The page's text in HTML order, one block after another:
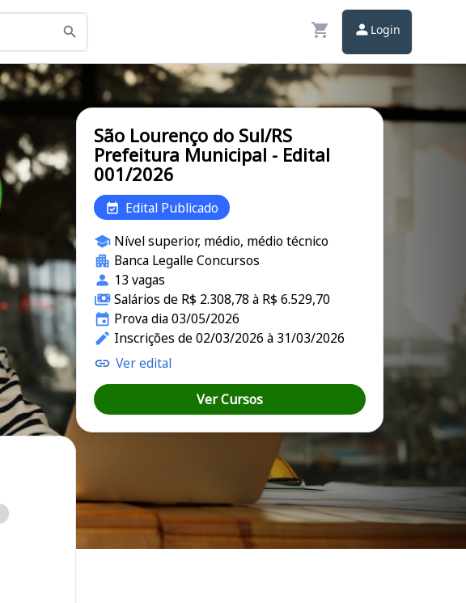
Login
São Lourenço do Sul/RS
Prefeitura Municipal - Edital
001/2026
Edital Publicado
Nível superior, médio, médio técnico
Banca Legalle Concursos
13 vagas
Salários de R$ 2.308,78 à R$ 6.529,70
Prova dia 03/05/2026
Inscrições de 02/03/2026 à 31/03/2026
Ver edital
Ver Cursos